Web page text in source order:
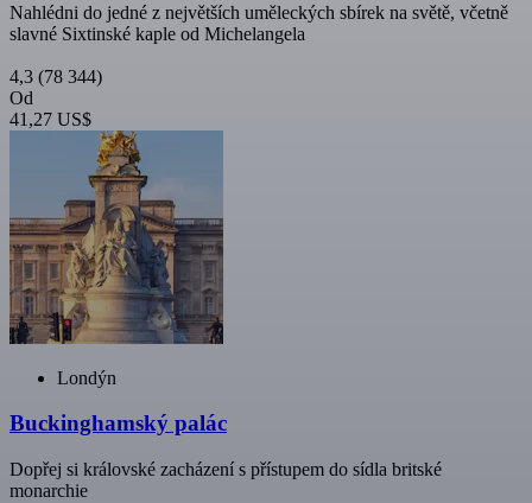
Nahlédni do jedné z největších uměleckých sbírek na světě, včetně
slavné Sixtinské kaple od Michelangela
4,3 (78 344)
Od
41,27 US$
Londýn
Buckinghamský palác
Dopřej si královské zacházení s přístupem do sídla britské
monarchie